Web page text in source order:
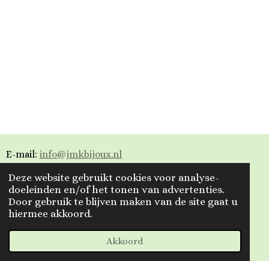
Deze website gebruikt cookies voor analyse-
doeleinden en/of het tonen van advertenties.
Door gebruik te blijven maken van de site gaat u
hiermee akkoord.
Akkoord
E-mail: info@jmkbijoux.nl
Tiktok: jmkbijoux
Instagram: jmkbijoux.nl
Facebook: Jmkbijoux.nl & Jmk Bijoux
© 2023 - 2026 Jmkbijoux